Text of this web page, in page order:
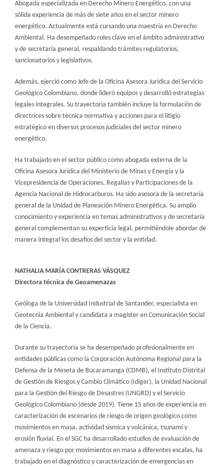
Abogada especializada en Derecho Minero Energético, con una
sólida experiencia de más de siete años en el sector minero
energético. Actualmente está cursando una maestría en Derecho
Ambiental. Ha desempeñado roles clave en el ámbito administrativo
y de secretaría general, respaldando trámites regulatorios,
sancionatorios y legislativos.
Además, ejerció como Jefe de la Oficina Asesora Jurídica del Servicio
Geológico Colombiano, donde lideró equipos y desarrolló estrategias
legales integrales. Su trayectoria también incluye la formulación de
directrices sobre técnica normativa y acciones para el litigio
estratégico en diversos procesos judiciales del sector minero
energético.
Ha trabajado en el sector público como abogada externa de la
Oficina Asesora Jurídica del Ministerio de Minas y Energía y la
Vicepresidencia de Operaciones, Regalías y Participaciones de la
Agencia Nacional de Hidrocarburos. Ha sido asesora de la secretaría
general de la Unidad de Planeación Minero Energética. Su amplio
conocimiento y experiencia en temas administrativos y de secretaría
general complementan su experticia legal, permitiéndole abordar de
manera integral los desafíos del sector y la entidad.
NATHALIA MARÍA CONTRERAS VÁSQUEZ​
Directora técnica de Geoamenazas
Geóloga de la Universidad Industrial de Santander, especialista en
Geotecnia Ambiental y candidata a magíster en Comunicación Social
de la Ciencia.
Durante su trayectoria se ha desempeñado profesionalmente en
entidades públicas como la Corporación Autónoma Regional para la
Defensa de la Meseta de Bucaramanga (CDMB), el Instituto Distrital
de Gestión de Riesgos y Cambio Climático (Idiger), la Unidad Nacional
para la Gestión del Riesgo de Desastres (UNGRD) y el Servicio
Geológico Colombiano (desde 2019). Tiene 15 años de experiencia en
caracterización de escenarios de riesgo de origen geológico como
movimientos en masa, actividad sísmica y volcánica, tsunami y
erosión fluvial. En el SGC ha desarrollado estudios de evaluación de
amenaza y riesgo por movimientos en masa a diferentes escalas, ha
trabajado en el diagnóstico y caracterización de emergencias en